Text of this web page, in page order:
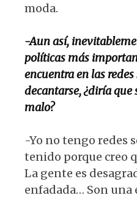
moda.
-Aun así,
políticas más
encuentra en las
decantarse, ¿diría que
malo?
-Yo no tengo redes
tenido porque creo
La gente es
enfadada… Son una